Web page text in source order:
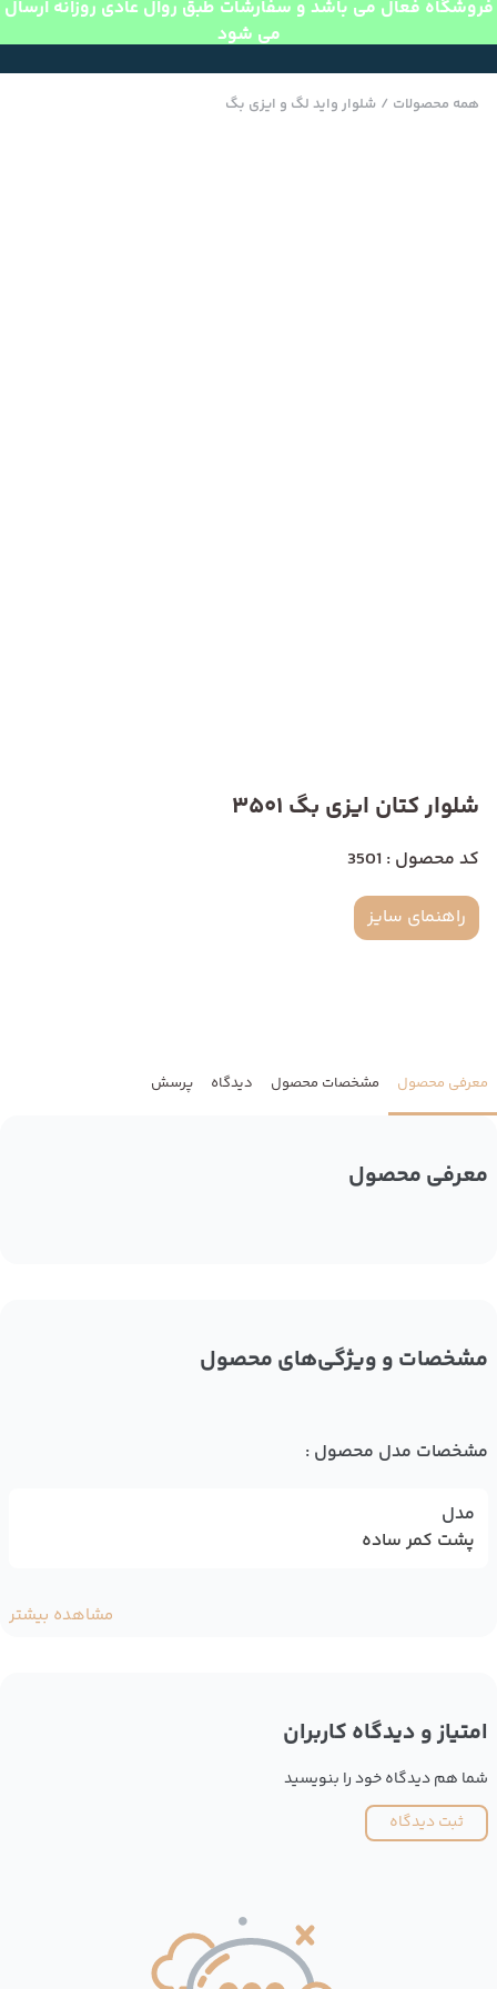
فروشگاه فعال می باشد و سفارشات طبق روال عادی روزانه ارسال
می شود
همه محصولات / شلوار واید لگ و ایزی بگ
شلوار کتان ایزی بگ 3501
کد محصول : 3501
راهنمای سایز
معرفی محصول مشخصات محصول دیدگاه پرسش
معرفی محصول
مشخصات و ویژگی‌های محصول
مشخصات مدل محصول :
مدل
پشت کمر ساده
مشاهده بیشتر
امتیاز و دیدگاه کاربران
شما هم دیدگاه خود را بنویسید
ثبت دیدگاه